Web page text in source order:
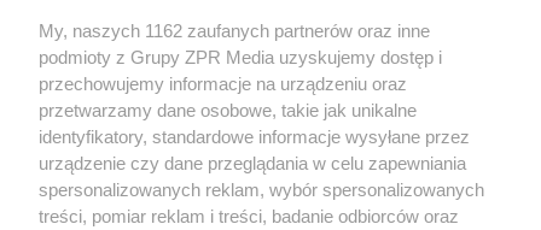
Żaden utwór zamieszczony w serwisie nie może być powielany i
rozpowszechniany lub dalej rozpowszechniany w jakikolwiek sposób (w
tym także elektroniczny lub mechaniczny) na jakimkolwiek polu
eksploatacji w jakiejkolwiek formie, włącznie z umieszczaniem w
Internecie bez pisemnej zgody właściciela praw. Jakiekolwiek użycie lub
wykorzystanie utworów w całości lub w części z naruszeniem prawa,
tzn. bez właściwej zgody, jest zabronione pod groźbą kary i może być
ścigane prawnie.
My, naszych 1162 zaufanych partnerów oraz inne
podmioty z Grupy ZPR Media uzyskujemy dostęp i
przechowujemy informacje na urządzeniu oraz
przetwarzamy dane osobowe, takie jak unikalne
identyfikatory, standardowe informacje wysyłane przez
urządzenie czy dane przeglądania w celu zapewniania
spersonalizowanych reklam, wybór spersonalizowanych
treści, pomiar reklam i treści, badanie odbiorców oraz